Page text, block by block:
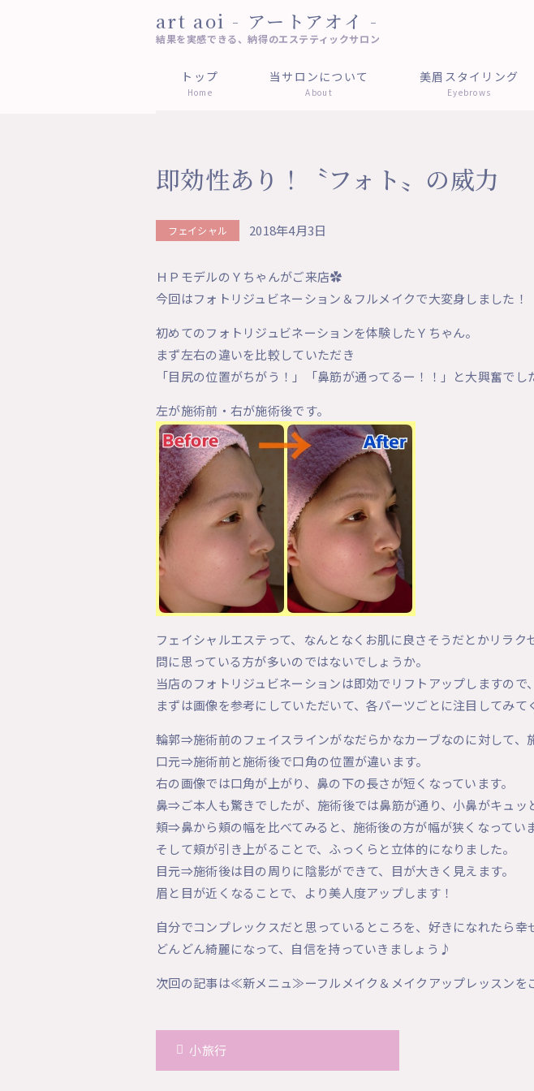
art aoi - アートアオイ -
結果を実感できる、納得のエステティックサロン
トップ
Home
当サロンについて
About
美眉スタイリング
Eyebrows
即効性あり！〝フォト〟の威力
フェイシャル 2018年4月3日
ＨＰモデルのＹちゃんがご来店✿
今回はフォトリジュビネーション＆フルメイクで大変身しました！
初めてのフォトリジュビネーションを体験したＹちゃん。
まず左右の違いを比較していただき
「目尻の位置がちがう！」「鼻筋が通ってるー！！」と大興奮でし
左が施術前・右が施術後です。
フェイシャルエステって、なんとなくお肌に良さそうだとかリラ
問に思っている方が多いのではないでしょうか。
当店のフォトリジュビネーションは即効でリフトアップしますので
まずは画像を参考にしていただいて、各パーツごとに注目してみて
輪郭⇒施術前のフェイスラインがなだらかなカーブなのに対して、
口元⇒施術前と施術後で口角の位置が違います。
右の画像では口角が上がり、鼻の下の長さが短くなっています。
鼻⇒ご本人も驚きでしたが、施術後では鼻筋が通り、小鼻がキュッ
頬⇒鼻から頬の幅を比べてみると、施術後の方が幅が狭くなっていま
そして頬が引き上がることで、ふっくらと立体的になりました。
目元⇒施術後は目の周りに陰影ができて、目が大きく見えます。
眉と目が近くなることで、より美人度アップします！
自分でコンプレックスだと思っているところを、好きになれたら
どんどん綺麗になって、自信を持っていきましょう♪
次回の記事は≪新メニュ≫ーフルメイク＆メイクアップレッスン
小旅行